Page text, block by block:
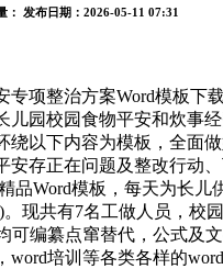
： 发布日期：2026-05-11 07:31
项整治方案Word模板下
儿园校园食物平安和炊事
绕以下内容为模板，全面
安存正在问题及整改行动
品Word模板，每天为长儿
现共有7名工做人员，校
可编纂点窜替代，公式及
word培训等各类各样的